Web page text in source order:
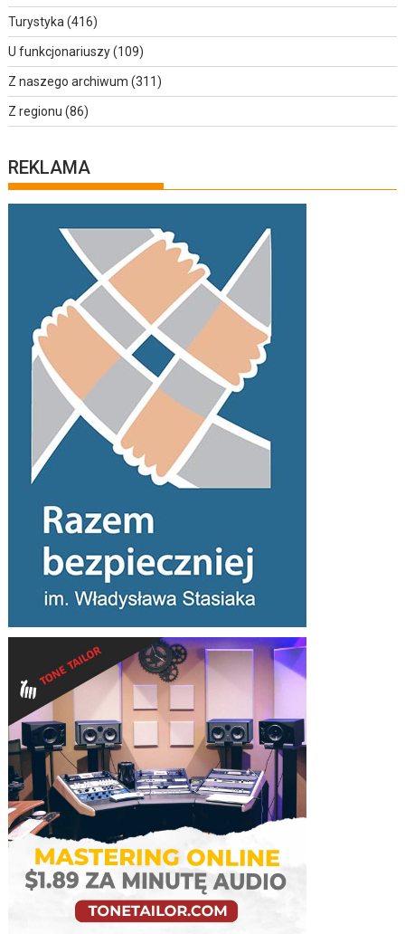
Turystyka (416)
U funkcjonariuszy(109)
Z naszego archiwum (311)
Z regionu (86)
REKLAMA